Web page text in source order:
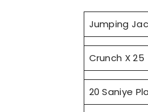
Jumping
Crunch X 25
20 Saniye